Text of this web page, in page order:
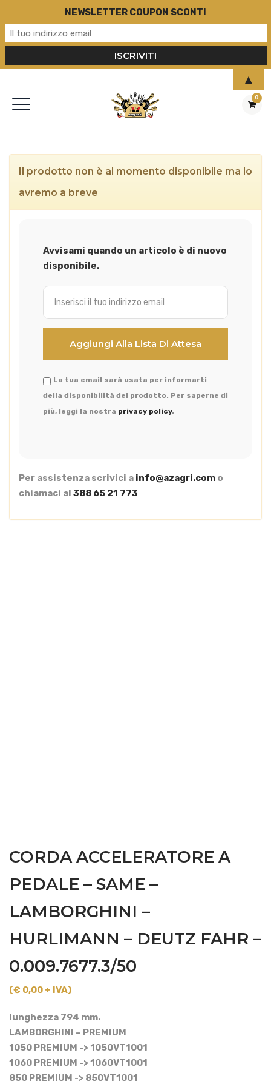
0
Il prodotto non è al momento disponibile ma lo
avremo a breve
Avvisami quando un articolo è di nuovo
disponibile.
La tua email sarà usata per informarti
della disponibilità del prodotto. Per saperne di
più, leggi la nostra privacy policy.
Per assistenza scrivici a info@azagri.com o
chiamaci al 388 65 21 773
CORDA ACCELERATORE A
PEDALE – SAME –
LAMBORGHINI –
HURLIMANN – DEUTZ FAHR –
0.009.7677.3/50
(€ 0,00 + IVA)
lunghezza 794 mm.
LAMBORGHINI – PREMIUM
1050 PREMIUM -> 1050VT1001
1060 PREMIUM -> 1060VT1001
850 PREMIUM -> 850VT1001
NEWSLETTER COUPON SCONTI
▲